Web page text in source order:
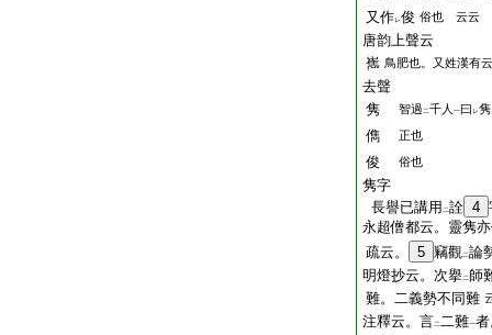
又作レ俊 俗也 云云
唐韵上聲云
嶲 鳥肥也。又姓漢有
去聲
隽
智過 二千人 一曰 レ
儁 正也
俊 俗也
隽字
長譽已講用 二詮 4
永超僧都云。靈隽
疏云。
5 竊觀二論
明燈抄云。次擧二師
難。二義勢不同難
注釋云。言二二難一